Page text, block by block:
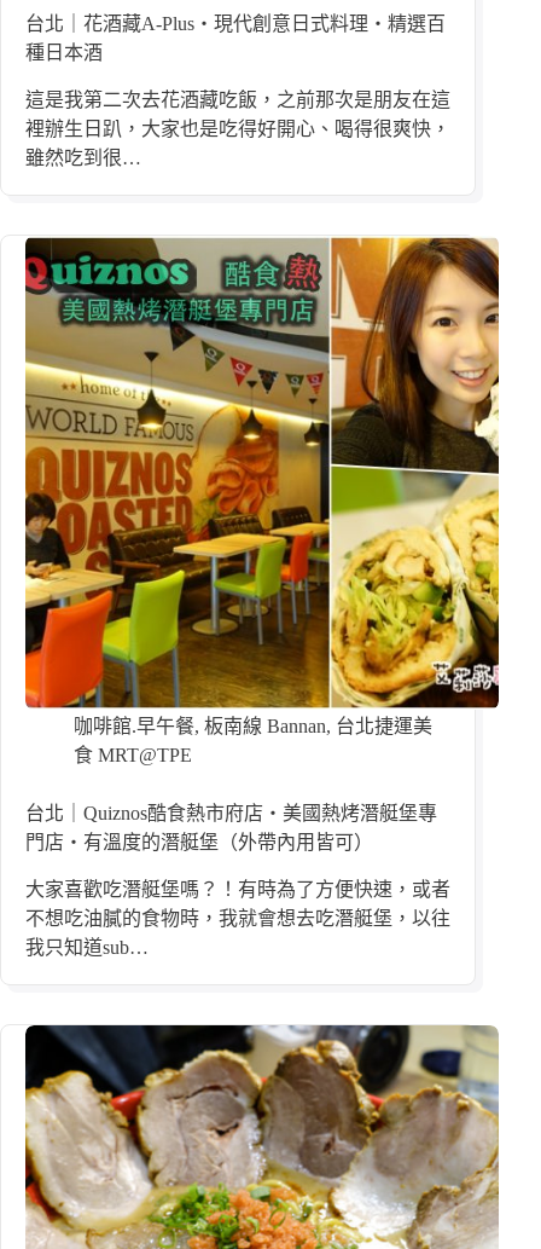
台北｜花酒藏A-Plus・現代創意日式料理・精選百
種日本酒
這是我第二次去花酒藏吃飯，之前那次是朋友在這
裡辦生日趴，大家也是吃得好開心、喝得很爽快，
雖然吃到很…
咖啡館.早午餐, 板南線 Bannan, 台北捷運美
食 MRT@TPE
台北｜Quiznos酷食熱市府店・美國熱烤潛艇堡專
門店・有溫度的潛艇堡（外帶內用皆可）
大家喜歡吃潛艇堡嗎？！有時為了方便快速，或者
不想吃油膩的食物時，我就會想去吃潛艇堡，以往
我只知道sub…